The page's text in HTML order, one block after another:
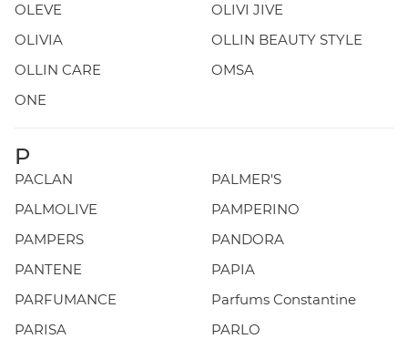
OLEVE
OLIVI JIVE
OLIVIA
OLLIN BEAUTY STYLE
OLLIN CARE
OMSA
ONE
P
PACLAN
PALMER'S
PALMOLIVE
PAMPERINO
PAMPERS
PANDORA
PANTENE
PAPIA
PARFUMANCE
Parfums Constantine
PARISA
PARLO